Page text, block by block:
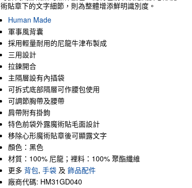
術貼章下的文字細節，則為整體增添鮮明識別度。
Human Made
軍事風背囊
採用輕量耐用的尼龍牛津布製成
三用設計
拉鍊開合
主隔層設有內插袋
可拆式底部隔層可作腰包使用
可調節胸帶及腰帶
肩帶附有掛鉤
特色前袋外露魔術貼毛面設計
移除心形魔術貼章後可顯露文字
顏色：黑色
材質：100% 尼龍；裡料：100% 聚酯纖維
更多 背包, 手袋 及 飾品配件
廠商代碼: HM31GD040